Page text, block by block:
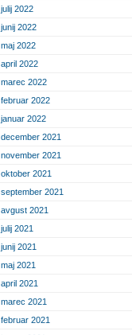
julij 2022
junij 2022
maj 2022
april 2022
marec 2022
februar 2022
januar 2022
december 2021
november 2021
oktober 2021
september 2021
avgust 2021
julij 2021
junij 2021
maj 2021
april 2021
marec 2021
februar 2021